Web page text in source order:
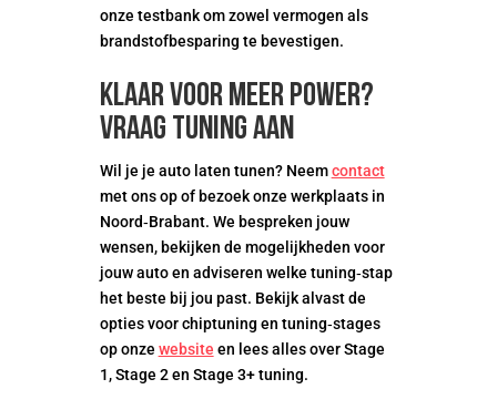
onze testbank om zowel vermogen als
brandstofbesparing te bevestigen.
Klaar voor meer power?
Vraag tuning aan
Wil je je auto laten tunen? Neemcontact
met ons op of bezoek onze werkplaats in
Noord‑Brabant. We bespreken jouw
wensen, bekijken de mogelijkheden voor
jouw auto en adviseren welke tuning‑stap
het beste bij jou past. Bekijk alvast de
opties voor chiptuning en tuning‑stages
op onze website en lees alles over Stage
1, Stage 2 en Stage 3+ tuning.